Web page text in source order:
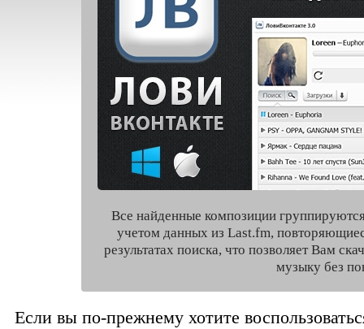
Все найденные композиции
учетом данных из Last.fm,
результатах поиска, что позволяет Вам
музыку без
Если вы по-прежнему хотите